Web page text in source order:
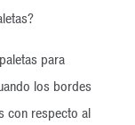
para
los bordes
con respecto al